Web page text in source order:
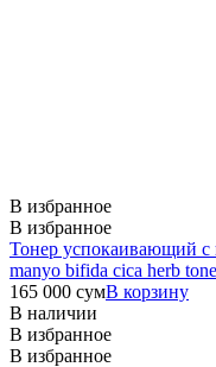
В избранное
В избранное
Тонер успокаивающий с
manyo bifida cica herb
165 000 сумВ корзину
В наличии
В избранное
В избранное